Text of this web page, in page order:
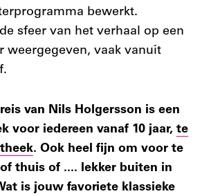
bewerkt.
sfeer van het verhaal op een
weergegeven, vaak vanuit
van Nils Holgersson is een
voor iedereen vanaf 10 jaar, te
. Ook heel fijn om voor te
thuis of .... lekker buiten in
is jouw favoriete klassieke